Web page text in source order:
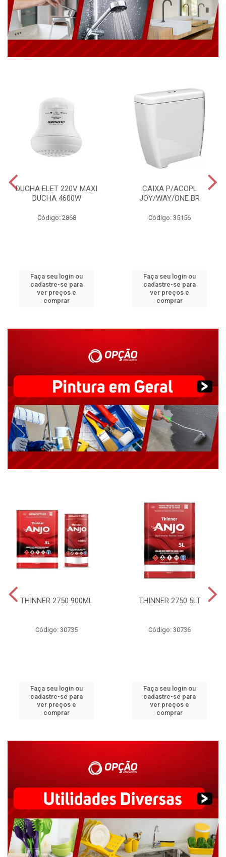
DUCHA ELET 220V MAXI
DUCHA 4600W
Código: 2868
Faça seu login ou
cadastre-se para
ver preços e
comprar
CAIXA P/ACOPL
JOY/WAY/ONE BR
Código: 35156
Faça seu login ou
cadastre-se para
ver preços e
comprar
THINNER 2750 900ML
Código: 30735
Faça seu login ou
cadastre-se para
ver preços e
comprar
THINNER 2750 5LT
Código: 30736
Faça seu login ou
cadastre-se para
ver preços e
comprar